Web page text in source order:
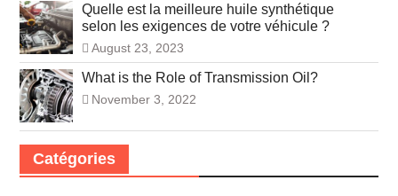
Quelle est la meilleure huile synthétique
selon les exigences de votre véhicule ?
August 23, 2023
What is the Role of Transmission Oil?
November 3, 2022
Catégories